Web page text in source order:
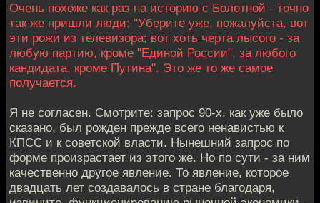
Очень похоже как раз на историю с Болотной - точно
так же пришли люди: "Уберите уже, пожалуйста, вот
эти рожи из телевизора; вот хоть черта лысого - за
любую партию, кроме "Единой России", за любого
кандидата, кроме Путина". Это же то же самое
получается.
Я не согласен. Смотрите: запрос 90-х, как уже было
сказано, был рожден прежде всего ненавистью к
КПСС и к советской власти. Нынешний запрос по
форме произрастает из этого же. Но по сути - за ним
качественно другое явление. То явление, которое
двадцать лет создавалось в стране благодаря,